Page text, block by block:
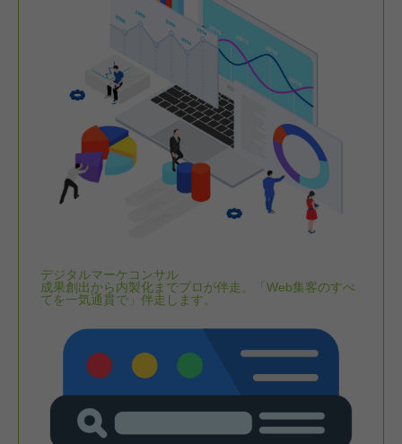
デジタルマーケコンサル
成果創出から内製化までプロが伴走。「Web集客のすべ
てを一気通貫で」伴走します。